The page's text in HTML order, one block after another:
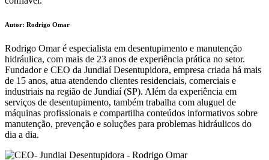
Autor: Rodrigo Omar
Rodrigo Omar é especialista em desentupimento e manutenção
hidráulica, com mais de 23 anos de experiência prática no setor.
Fundador e CEO da Jundiaí Desentupidora, empresa criada há mais
de 15 anos, atua atendendo clientes residenciais, comerciais e
industriais na região de Jundiaí (SP). Além da experiência em
serviços de desentupimento, também trabalha com aluguel de
máquinas profissionais e compartilha conteúdos informativos sobre
manutenção, prevenção e soluções para problemas hidráulicos do
dia a dia.